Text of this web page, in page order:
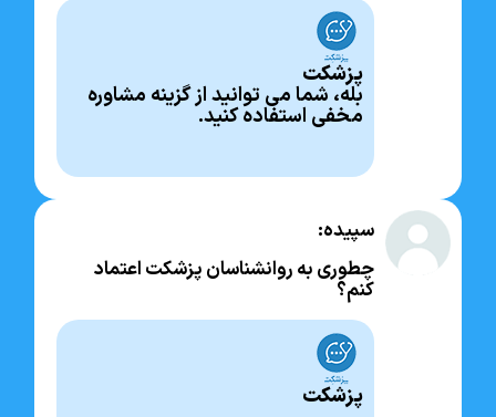
پزشکت
بله، شما می توانید از گزینه مشاوره
مخفی استفاده کنید.
سپیده:
چطوری به روانشناسان پزشکت اعتماد
کنم؟
پزشکت